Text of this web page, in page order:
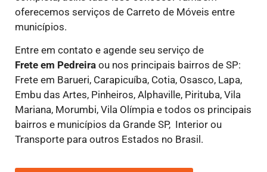
oferecemos serviços de Carreto de Móveis entre
municípios.
Entre em contato e agende seu serviço de
Frete em Pedreira ou nos principais bairros de SP:
Frete em Barueri, Carapicuíba, Cotia, Osasco, Lapa,
Embu das Artes, Pinheiros, Alphaville, Pirituba, Vila
Mariana, Morumbi, Vila Olímpia e todos os principais
bairros e municípios da Grande SP, Interior ou
Transporte para outros Estados no Brasil.